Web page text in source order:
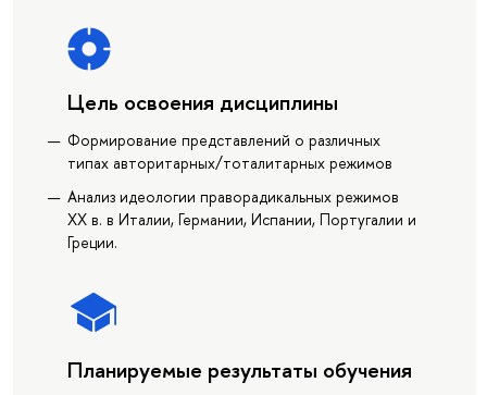
Цель освоения дисциплины
Формирование представлений о различных
типах авторитарных/тоталитарных режимов
Анализ идеологии праворадикальных режимов
XX в. в Италии, Германии, Испании, Португалии и
Греции.
Планируемые результаты обучения